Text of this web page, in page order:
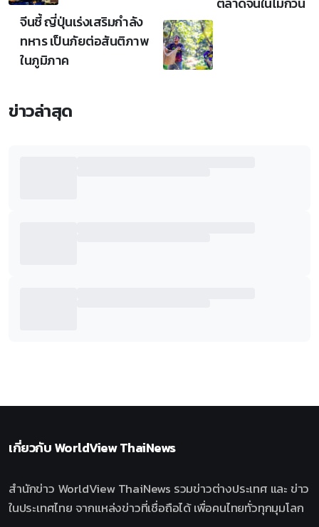
จีนชี้ ญี่ปุ่นเร่งเสริมกำลัง
ทหาร เป็นภัยต่อสันติภาพ
ในภูมิภาค
ข่าวล่าสุด
เกี่ยวกับWorldView ThaiNews
สำนักข่าว WorldView ThaiNews รวมข่าวต่างประเทศ และ ข่าว
ในประเทศไทย จากแหล่งข่าวที่เชื่อถือได้ เพื่อคนไทยทั่วทุกมุมโลก